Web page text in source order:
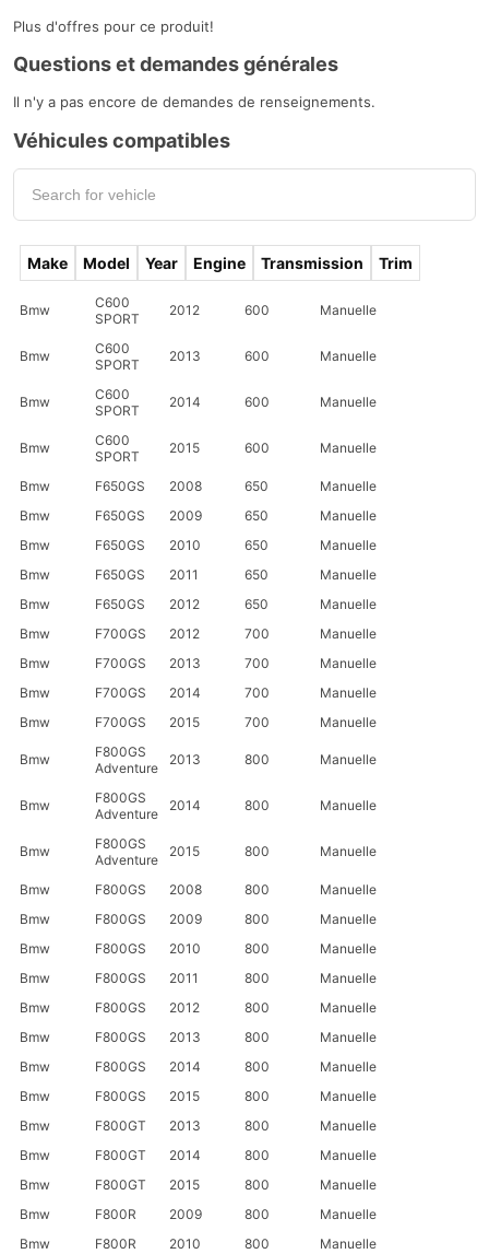
Plus d'offres pour ce produit!
Questions et demandes générales
Il n'y a pas encore de demandes de renseignements.
Véhicules compatibles
Make Model Year Engine Transmission Trim
Bmw
C600
SPORT
2012 600 Manuelle
Bmw
C600
SPORT
2013 600 Manuelle
Bmw
C600
SPORT
2014 600 Manuelle
Bmw
C600
SPORT
2015 600 Manuelle
Bmw F650GS 2008 650
Manuelle
Bmw
F650GS 2009 650
Manuelle
Bmw
F650GS 2010 650
Manuelle
Bmw
F650GS 2011 650
Manuelle
Bmw
F650GS 2012 650
Manuelle
Bmw
F700GS 2012 700
Manuelle
Bmw
F700GS 2013 700
Manuelle
Bmw
F700GS 2014 700
Manuelle
Bmw
F700GS 2015 700 Manuelle
Bmw
F800GS
Adventure
2013 800 Manuelle
Bmw
F800GS
Adventure
2014 800 Manuelle
Bmw
F800GS
Adventure
2015 800 Manuelle
Bmw F800GS 2008 800
Manuelle
Bmw
F800GS 2009 800
Manuelle
Bmw
F800GS 2010 800
Manuelle
Bmw
F800GS 2011 800
Manuelle
Bmw
F800GS 2012 800
Manuelle
Bmw
F800GS 2013 800
Manuelle
Bmw
F800GS 2014 800
Manuelle
Bmw
F800GS 2015 800
Manuelle
Bmw
F800GT 2013 800
Manuelle
Bmw
F800GT 2014 800
Manuelle
Bmw
F800GT 2015 800
Manuelle
Bmw
F800R 2009 800
Manuelle
Bmw
F800R 2010 800
Manuelle